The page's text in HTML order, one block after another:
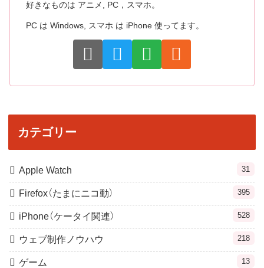
好きなものは アニメ, PC，スマホ。
PC は Windows, スマホ は iPhone 使ってます。
カテゴリー
Apple Watch 31
Firefox（たまにニコ動） 395
iPhone（ケータイ関連） 528
ウェブ制作ノウハウ 218
ゲーム 13